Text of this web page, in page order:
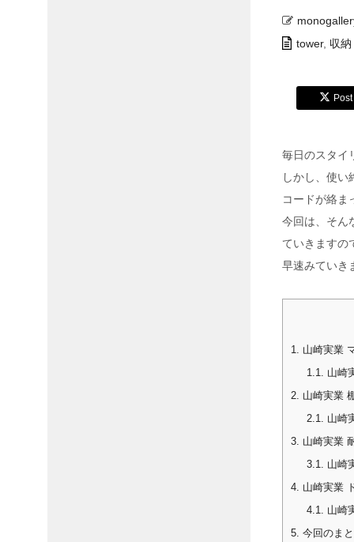
tower, 収納
Post
毎日のスタイ
しかし、使い
コードが絡ま
今回は、そん
ていきますの
早速みていき
1. 山崎実業
1.1. 山崎
2. 山崎実業
2.1. 山崎
3. 山崎実業
3.1. 山崎
4. 山崎実業
4.1. 山崎
5. 今回のま